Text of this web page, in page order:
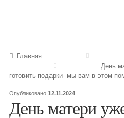
Букет из фруктов и овощей
Сладкие букеты из конфет
Главная
День
готовить подарки- мы вам в этом
Опубликовано12.11.2024
День матери